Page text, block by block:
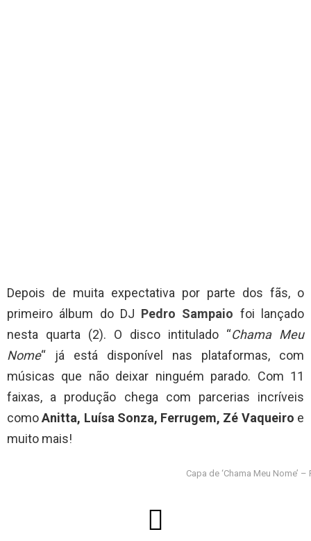
Depois de muita expectativa por parte dos fãs, o
primeiro álbum do DJ Pedro Sampaio foi lançado
nesta quarta (2). O disco intitulado “Chama Meu
Nome“ já está disponível nas plataformas, com
músicas que não deixar ninguém parado. Com 11
faixas, a produção chega com parcerias incríveis
comoAnitta, Luísa Sonza, Ferrugem, Zé Vaqueiro e
muito mais!
Capa de ‘Chama Meu Nome’